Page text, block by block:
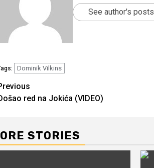
See author's posts
Dominik Vilkins
red na Jokića (VIDEO)
STORIES